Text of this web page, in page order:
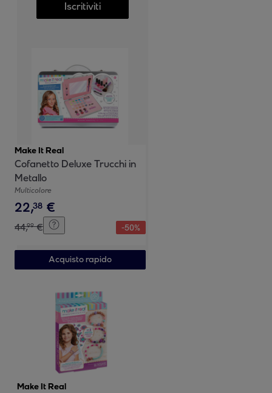
Iscritiviti
Make It Real
Cofanetto Deluxe Trucchi in
Metallo
Multicolore
22,38 €
44,99 € -50%
Acquisto rapido
Make It Real